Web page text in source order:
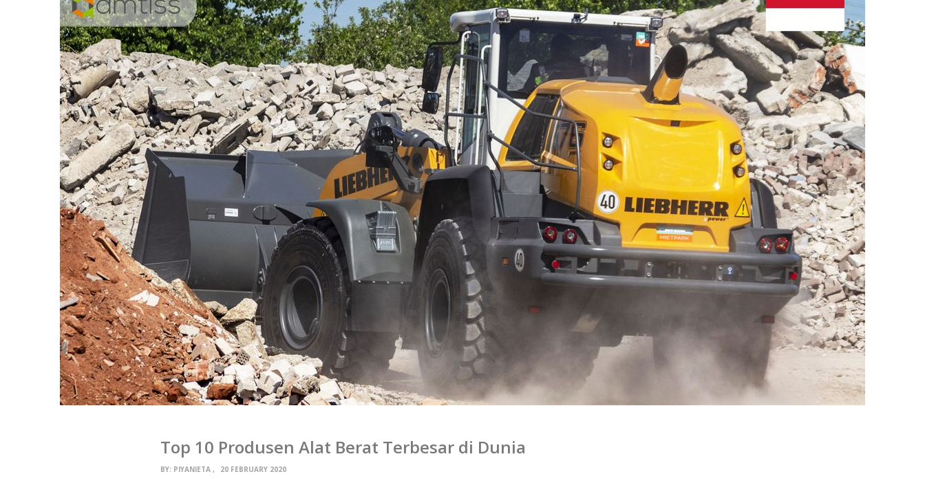
Top 10 Produsen Alat Berat Terbesar di Dunia
BY: PIYANIETA 20 FEBRUARY 2020